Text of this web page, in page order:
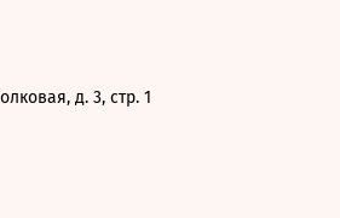
д. 3, стр. 1